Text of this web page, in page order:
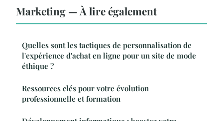
Marketing — À lire également
Quelles sont les tactiques de personnalisation de
l'expérience d'achat en ligne pour un site de mode
éthique ?
Ressources clés pour votre évolution
professionnelle et formation